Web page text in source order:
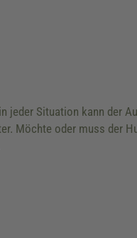
jeder Situation kann der
Möchte oder muss der